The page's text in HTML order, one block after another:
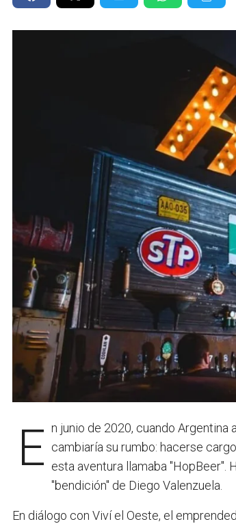
En junio de 2020, cuando Argentina aún transitaba una cuarentena estricta, Ariel recibió una propuesta que cambiaría su rumbo: hacerse
esta aventura llamaba "HopBeer".
"bendición" de Diego Valenzuela.
En diálogo con Viví el Oeste, el